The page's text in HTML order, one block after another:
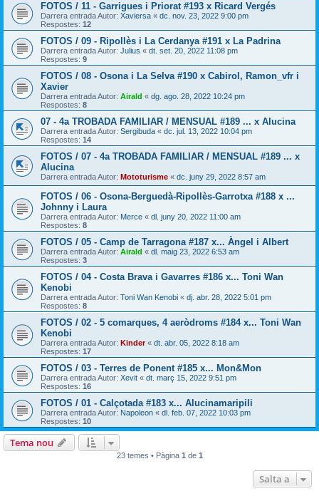
FOTOS / 11 - Garrigues i Priorat #193 x Ricard Vergés
Darrera entrada Autor: Xaviersa « dc. nov. 23, 2022 9:00 pm
Respostes: 12
FOTOS / 09 - Ripollès i La Cerdanya #191 x La Padrina
Darrera entrada Autor: Julius « dt. set. 20, 2022 11:08 pm
Respostes: 9
FOTOS / 08 - Osona i La Selva #190 x Cabirol, Ramon_vfr i
Xavier
Darrera entrada Autor: Airald « dg. ago. 28, 2022 10:24 pm
Respostes: 8
07 - 4a TROBADA FAMILIAR / MENSUAL #189 ... x Alucina
Darrera entrada Autor: Sergibuda « dc. jul. 13, 2022 10:04 pm
Respostes: 14
FOTOS / 07 - 4a TROBADA FAMILIAR / MENSUAL #189 ... x
Alucina
Darrera entrada Autor: Mototurisme « dc. juny 29, 2022 8:57 am
FOTOS / 06 - Osona-Berguedà-Ripollès-Garrotxa #188 x ...
Johnny i Laura
Darrera entrada Autor: Merce « dl. juny 20, 2022 11:00 am
Respostes: 8
FOTOS / 05 - Camp de Tarragona #187 x... Àngel i Albert
Darrera entrada Autor: Airald « dl. maig 23, 2022 6:53 am
Respostes: 3
FOTOS / 04 - Costa Brava i Gavarres #186 x... Toni Wan
Kenobi
Darrera entrada Autor: Toni Wan Kenobi « dj. abr. 28, 2022 5:01 pm
Respostes: 8
FOTOS / 02 - 5 comarques, 4 aeròdroms #184 x... Toni Wan
Kenobi
Darrera entrada Autor: Kinder« dt. abr. 05, 2022 8:18 am
Respostes: 17
FOTOS / 03 - Terres de Ponent #185 x... Mon&Mon
Darrera entrada Autor: Xevit « dt. març 15, 2022 9:51 pm
Respostes: 16
FOTOS / 01 - Calçotada #183 x... Alucinamaripili
Darrera entrada Autor: Napoleon « dl. feb. 07, 2022 10:03 pm
Respostes: 10
Tema nou
23 temes • Pàgina 1 de 1
Salta a